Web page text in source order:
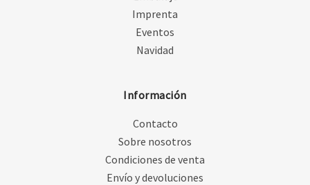
Imprenta
Eventos
Navidad
Información
Contacto
Sobre nosotros
Condiciones de venta
Envío y devoluciones